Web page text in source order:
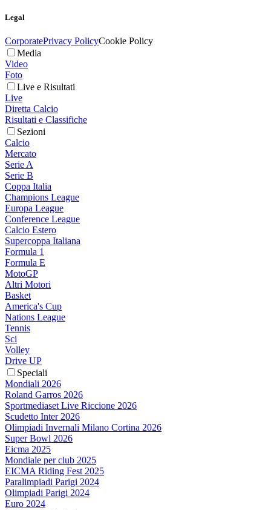
Legal
CorporatePrivacy PolicyCookie Policy
Media
Video
Foto
Live e Risultati
Live
Diretta Calcio
Risultati e Classifiche
Sezioni
Calcio
Mercato
Serie A
Serie B
Coppa Italia
Champions League
Europa League
Conference League
Calcio Estero
Supercoppa Italiana
Formula 1
Formula E
MotoGP
Altri Motori
Basket
America's Cup
Nations League
Tennis
Sci
Volley
Drive UP
Speciali
Mondiali 2026
Roland Garros 2026
Sportmediaset Live Riccione 2026
Scudetto Inter 2026
Olimpiadi Invernali Milano Cortina 2026
Super Bowl 2026
Eicma 2025
Mondiale per club 2025
EICMA Riding Fest 2025
Paralimpiadi Parigi 2024
Olimpiadi Parigi 2024
Euro 2024